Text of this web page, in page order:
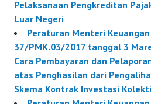
Pelaksanaan Pengkreditan
Luar Negeri
Peraturan Menteri
37/PMK.03/2017 tanggal 3
Cara Pembayaran dan
atas Penghasilan dari
Skema Kontrak Investasi